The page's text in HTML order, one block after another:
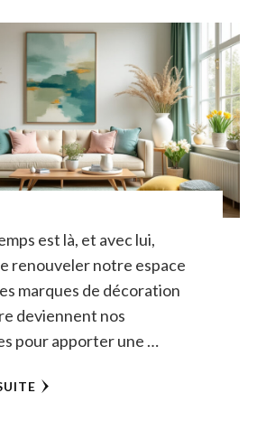
est là, et avec lui,
renouveler notre espace
marques de décoration
deviennent nos
pour apporter une …